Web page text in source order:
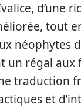
tout
néophytes
un régal aux
traduction
et